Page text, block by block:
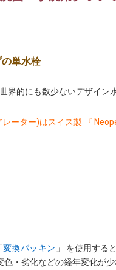
単水栓
界的にも数少ないデザイン
ーター)はスイス製 『
変換パッキン 」 を使用する
・劣化などの経年変化が少